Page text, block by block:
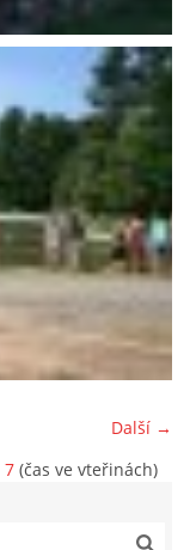
Další →
7 (čas ve vteřinách)